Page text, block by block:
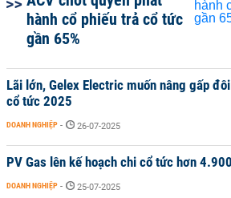
hành cổ phiếu trả cổ tức
gần 65%
Lãi lớn, Gelex Electric muốn nâng gấp
cổ tức 2025
DOANH NGHIỆP - 26-07-2025
PV Gas lên kế hoạch chi cổ tức hơn
DOANH NGHIỆP - 25-07-2025